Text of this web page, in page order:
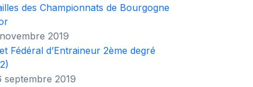
des Championnats de Bourgogne
2019
Fédéral d’Entraineur 2ème degré
septembre 2019